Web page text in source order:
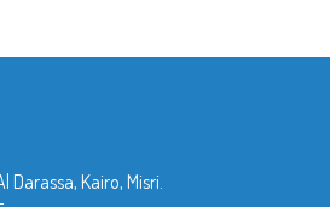
Kairo, Misri.